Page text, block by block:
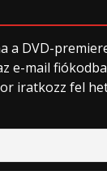
a DVD-
e-mail
iratkozz fel